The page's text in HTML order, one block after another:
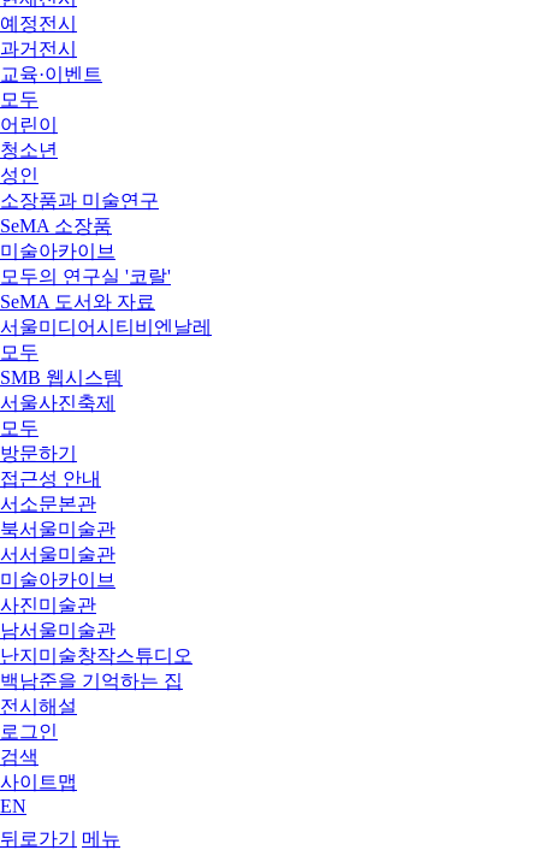
예정전시
과거전시
교육·이벤트
모두
어린이
청소년
성인
소장품과 미술연구
SeMA 소장품
미술아카이브
모두의 연구실 '코랄'
SeMA 도서와 자료
서울미디어시티비엔날레
모두
SMB 웹시스템
서울사진축제
모두
방문하기
접근성 안내
서소문본관
북서울미술관
서서울미술관
미술아카이브
사진미술관
남서울미술관
난지미술창작스튜디오
백남준을 기억하는 집
전시해설
로그인
검색
사이트맵
EN
뒤로가기
메뉴